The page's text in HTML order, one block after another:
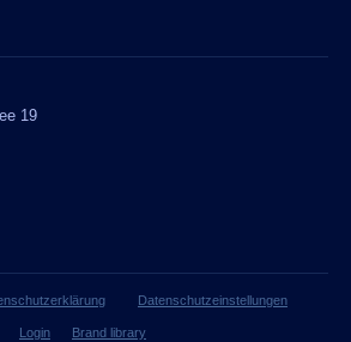
19
Datenschutzeinstellungen
Login Brand library